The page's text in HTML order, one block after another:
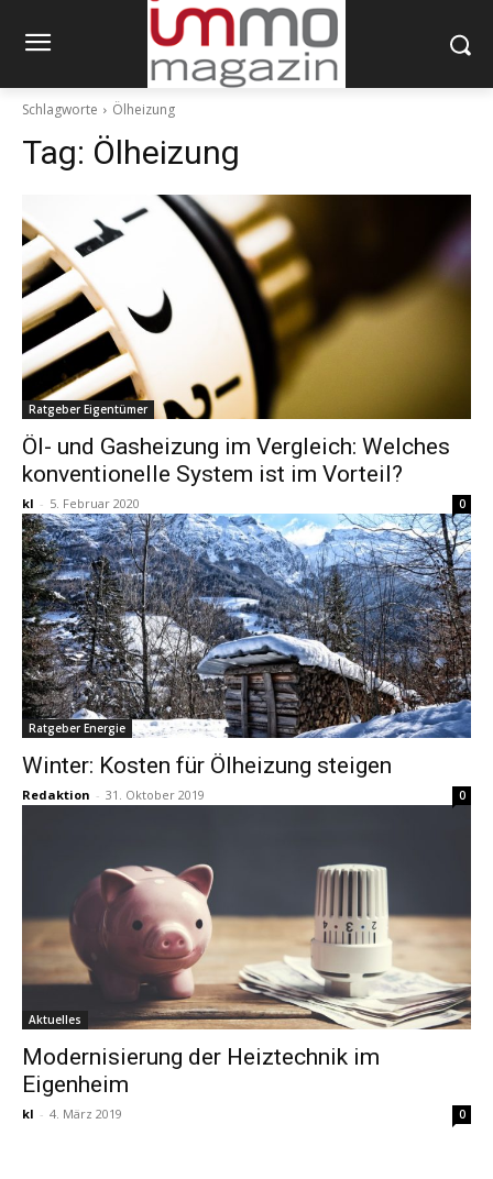
Schlagworte Ölheizung
Tag: Ölheizung
Ratgeber Eigentümer
Öl- und Gasheizung im Vergleich: Welches
konventionelle System ist im Vorteil?
kl - 5. Februar 2020 0
Ratgeber Energie
Winter: Kosten für Ölheizung steigen
Redaktion - 31. Oktober 2019 0
Aktuelles
Modernisierung der Heiztechnik im
Eigenheim
kl - 4. März 2019 0